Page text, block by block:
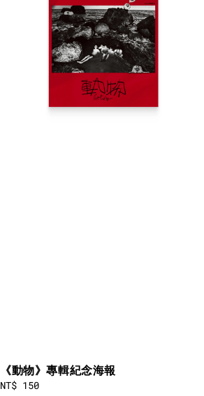
《動物》專輯紀念海報
Regular
NT$ 150